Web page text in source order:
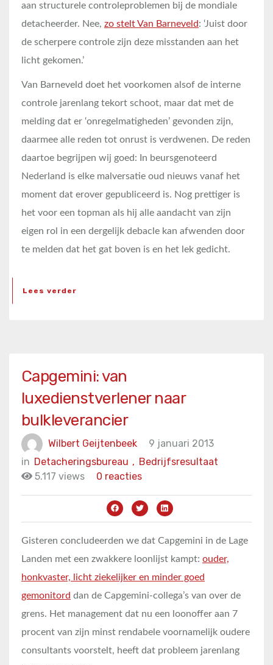
aan structurele controleproblemen bij de mondiale
detacheerder. Nee, zo stelt Van Barneveld: ‘Juist door
de scherpere controle zijn deze misstanden aan het
licht gekomen.’
Van Barneveld doet het voorkomen alsof de interne
controle jarenlang tekort schoot, maar dat met de
melding dat er ‘onregelmatigheden’ gevonden zijn,
daarmee alle reden tot onrust is verdwenen. De reden
daartoe begrijpen wij goed: In beursgenoteerd
Nederland is elke malversatie oud nieuws vanaf het
moment dat erover gepubliceerd is. Nog prettiger is
het voor een topman als hij alle aandacht van zijn
eigen rol in een dergelijk debacle kan afwenden door
te melden dat het gat boven is en het lek gedicht.
Lees verder
Capgemini: van
luxedienstverlener naar
bulkleverancier
Wilbert Geijtenbeek
9 januari 2013
in
Bedrijfsresultaat
Detacheringsbureau ,
5.117 views
0 reacties
Gisteren concludeerden we dat Capgemini in de Lage
Landen met een zwakkere loonlijst kampt: ouder,
honkvaster, licht ziekelijker en minder goed
gemonitord dan de Capgemini-collega’s van over de
grens. Het management dat nu een loonoffer aan 7
procent van zijn minst rendabele voornamelijk oudere
consultants voorstelt, heeft dat probleem jarenlang